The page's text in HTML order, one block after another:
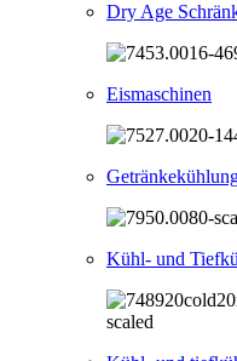
Dry Age
Eismaschinen
Kühl- und